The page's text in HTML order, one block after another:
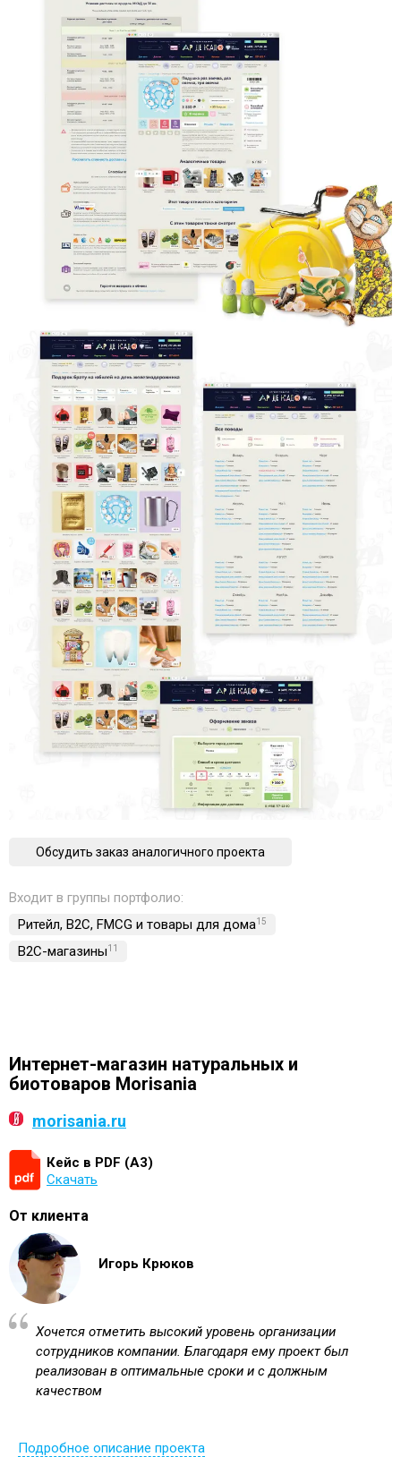
Обсудить заказ аналогичного проекта
Входит в группы портфолио:
Ритейл, B2C, FMCG и товары для дома15
B2C-магазины11
Интернет-магазин натуральных и
биотоваров Morisania
morisania.ru
Кейс в PDF (А3)
Скачать
От клиента
Игорь Крюков
Хочется отметить высокий уровень организации
сотрудников компании. Благодаря ему проект был
реализован в оптимальные сроки и с должным
качеством
Подробное описание проекта